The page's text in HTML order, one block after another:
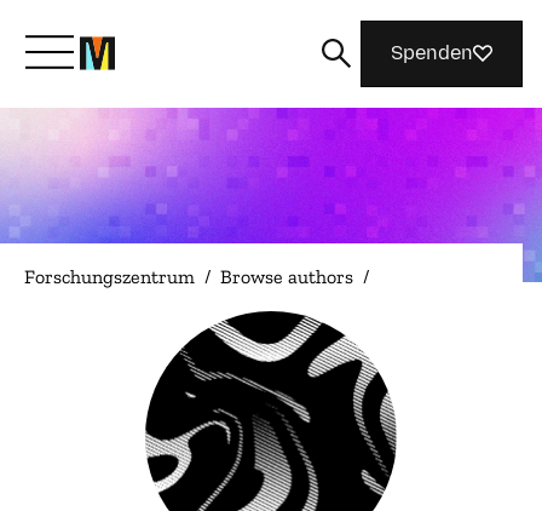
Lernen Sie Mozilla kennen
Was wir tun
Machen Sie mit
Magazin
Spenden
Forschungszentrum / Browse authors /